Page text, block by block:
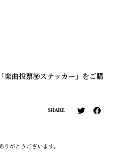
曲投票㊙ステッカー」をご購
SHARE
がとうございます。